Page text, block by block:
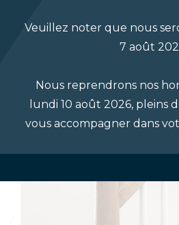
Photographe : Gordon King
Veuillez noter que nous
7 août
Nous reprendrons nos
lundi 10 août 2026, pleins
vous accompagner dans